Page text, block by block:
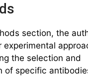
section, the
experimental
the selection and
of specific